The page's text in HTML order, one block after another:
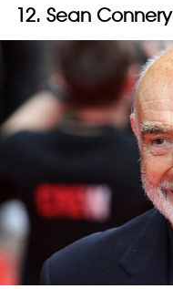
12. Sean Connery